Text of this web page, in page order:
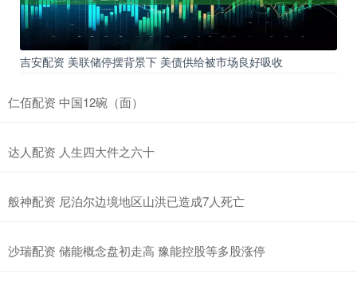
吉安配资 美联储停摆背景下 美债供给被市场良好吸收
仁佰配资 中国12碗（面）
达人配资 人生四大件之六十
般神配资 尼泊尔边境地区山洪已造成7人死亡
沙瑞配资 储能概念盘初走高 豫能控股等多股涨停